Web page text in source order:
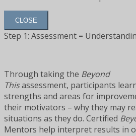
CLOSE
Step 1: Assessment =
Through taking the Beyond
Thisassessment, participants
strengths and areas for
their motivators – why they may
situations as they do. Certified
Mentors help interpret results in